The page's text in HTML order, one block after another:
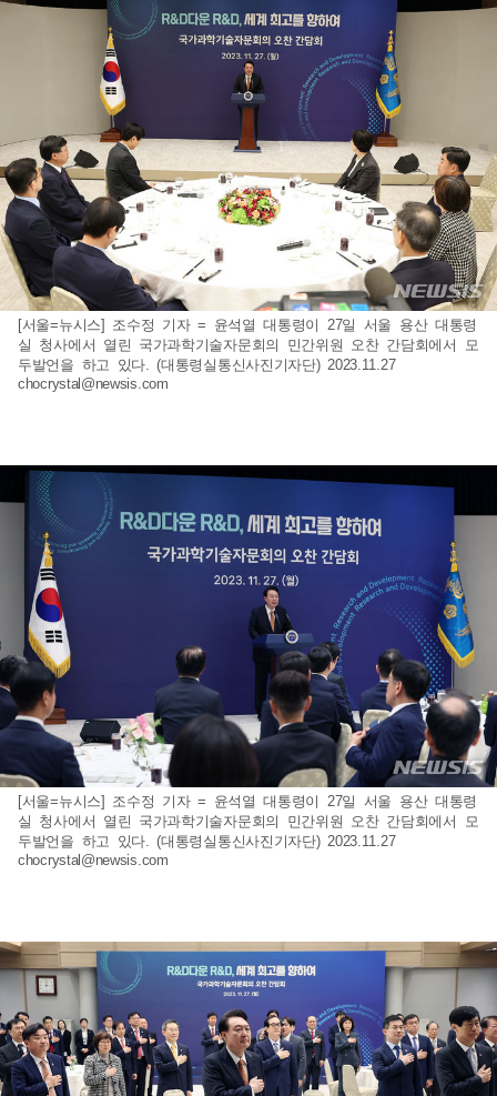
[서울=뉴시스] 조수정 기자 = 윤석열 대통령이 27일 서울 용산 대통령
실 청사에서 열린 국가과학기술자문회의 민간위원 오찬 간담회에서 모
두발언을 하고 있다. (대통령실통신사진기자단) 2023.11.27
chocrystal@newsis.com
[서울=뉴시스] 조수정 기자 = 윤석열 대통령이 27일 서울 용산 대통령
실 청사에서 열린 국가과학기술자문회의 민간위원 오찬 간담회에서 모
두발언을 하고 있다. (대통령실통신사진기자단) 2023.11.27
chocrystal@newsis.com